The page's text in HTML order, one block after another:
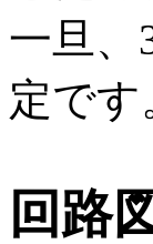
一旦、
定で
回路